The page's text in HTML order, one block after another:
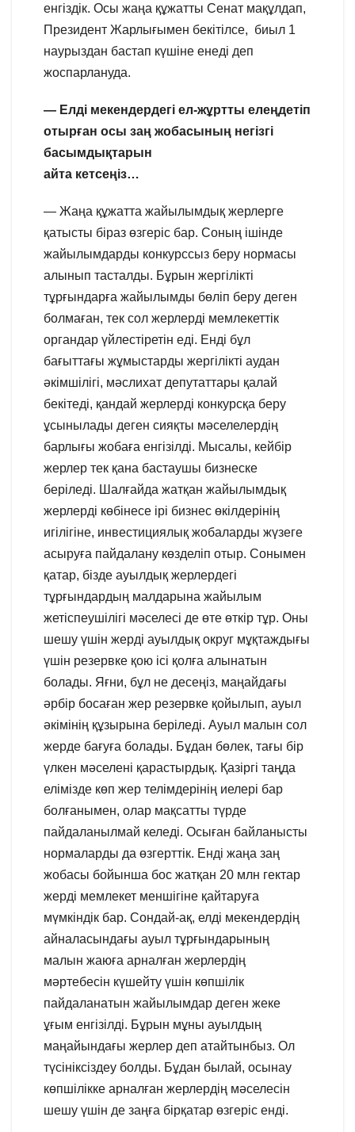
енгіздік. Осы жаңа құжатты Сенат мақұлдап,
Президент Жарлығымен бекітілсе, биыл 1
наурыздан бастап күшіне енеді деп
жоспарлануда.
— Елді мекендердегі ел-жұртты елеңдетіп
отырған осы заң жобасының негізгі
басымдықтарын
айта кетсеңіз…
— Жаңа құжатта жайылымдық жерлерге
қатысты біраз өзгеріс бар. Соның ішінде
жайылымдарды конкурссыз беру нормасы
алынып тасталды. Бұрын жергілікті
тұрғындарға жайылымды бөліп беру деген
болмаған, тек сол жерлерді мемлекеттік
органдар үйлестіретін еді. Енді бұл
бағыттағы жұмыстарды жергілікті аудан
әкімшілігі, мәслихат депутаттары қалай
бекітеді, қандай жерлерді конкурсқа беру
ұсынылады деген сияқты мәселелердің
барлығы жобаға енгізілді. Мысалы, кейбір
жерлер тек қана бастаушы бизнеске
беріледі. Шалғайда жатқан жайылымдық
жерлерді көбінесе ірі бизнес өкілдерінің
игілігіне, инвестициялық жобаларды жүзеге
асыруға пайдалану көзделіп отыр. Сонымен
қатар, бізде ауылдық жерлердегі
тұрғындардың малдарына жайылым
жетіспеушілігі мәселесі де өте өткір тұр. Оны
шешу үшін жерді ауылдық округ мұқтаждығы
үшін резервке қою ісі қолға алынатын
болады. Яғни, бұл не десеңіз, маңайдағы
әрбір босаған жер резервке қойылып, ауыл
әкімінің құзырына беріледі. Ауыл малын сол
жерде бағуға болады. Бұдан бөлек, тағы бір
үлкен мәселені қарастырдық. Қазіргі таңда
елімізде көп жер телімдерінің иелері бар
болғанымен, олар мақсатты түрде
пайдаланылмай келеді. Осыған байланысты
нормаларды да өзгерттік. Енді жаңа заң
жобасы бойынша бос жатқан 20 млн гектар
жерді мемлекет меншігіне қайтаруға
мүмкіндік бар. Сондай-ақ, елді мекендердің
айналасындағы ауыл тұрғындарының
малын жаюға арналған жерлердің
мәртебесін күшейту үшін көпшілік
пайдаланатын жайылымдар деген жеке
ұғым енгізілді. Бұрын мұны ауылдың
маңайындағы жерлер деп атайтынбыз. Ол
түсініксіздеу болды. Бұдан былай, осынау
көпшілікке арналған жерлердің мәселесін
шешу үшін де заңға бірқатар өзгеріс енді.